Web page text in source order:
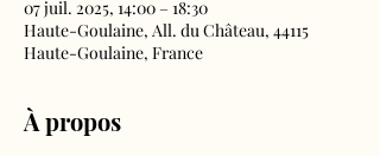
07 juil. 2025, 14:00 – 18:30
Haute-Goulaine, All. du Château, 44115
Haute-Goulaine, France
À propos